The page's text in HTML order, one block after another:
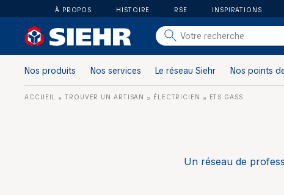
À PROPOS HISTOIRE RSE INSPIRATIONS
carrelage
outillage
Nos produits Nos services Le réseau Siehr Nos points
ACCUEIL » TROUVER UN ARTISAN » ÉLECTRICIEN » ETS GASS
Un réseau de